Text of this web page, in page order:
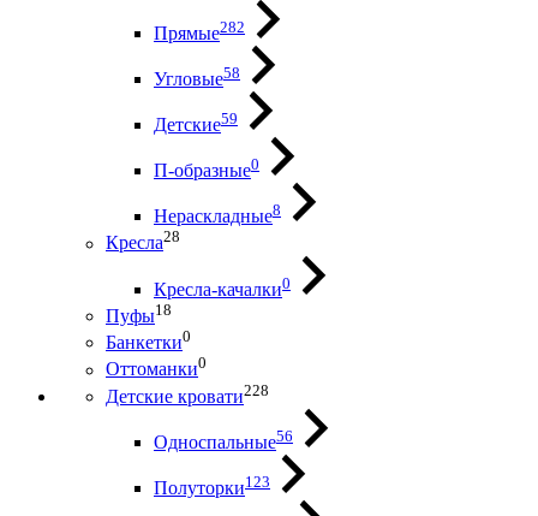
Прямые282
Угловые58
Детские59
П-образные0
Нераскладные8
Кресла28
Кресла-качалки0
Пуфы18
Банкетки0
Оттоманки0
Детские кровати228
Односпальные56
Полуторки123